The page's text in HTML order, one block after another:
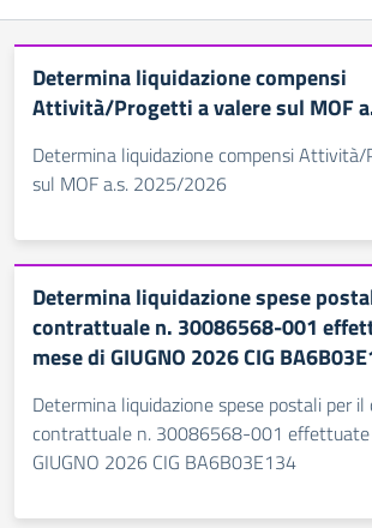
Determina liquidazione compensi
Attività/Progetti a valere sul MOF
Determina liquidazione compensi
sul MOF a.s. 2025/2026
Determina liquidazione spese
contrattuale n. 30086568-001
mese di GIUGNO 2026 CIG
Determina liquidazione spese postali per
contrattuale n. 30086568-001 effettuate
GIUGNO 2026 CIG BA6B03E134